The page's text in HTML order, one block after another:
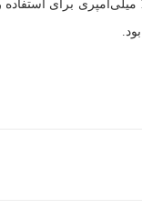
مهم است، مدل 10000 میلی‌آمپری